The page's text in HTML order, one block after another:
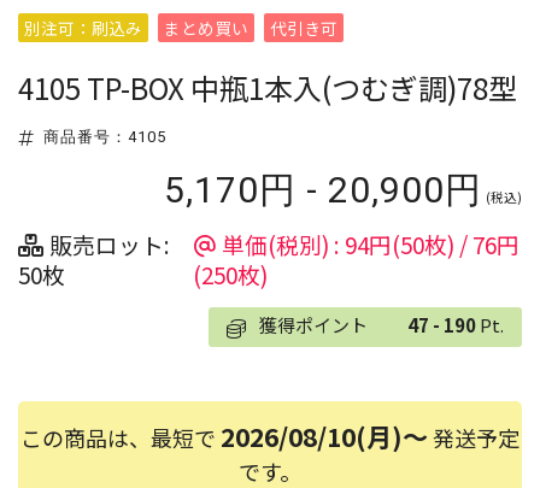
別注可：刷込み まとめ買い 代引き可
4105 TP-BOX 中瓶1本入(つむぎ調)78型
商品番号：4105
5,170円 - 20,900円 (税込)
販売ロット:
50枚
単価(税別) : 94円(50枚) / 76円
(250枚)
獲得ポイント 47 - 190Pt.
この商品は、最短で 2026/08/10(月)～発送予定
です。